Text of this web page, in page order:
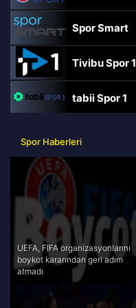
Spor Smart
Tivibu Spor 1
tabii Spor 1
tabii Spor
A Spor
Tivibu Spor
Spor Haberleri
UEFA, FIFA organizasyonlarını
boykot kararından geri adım
atmadı